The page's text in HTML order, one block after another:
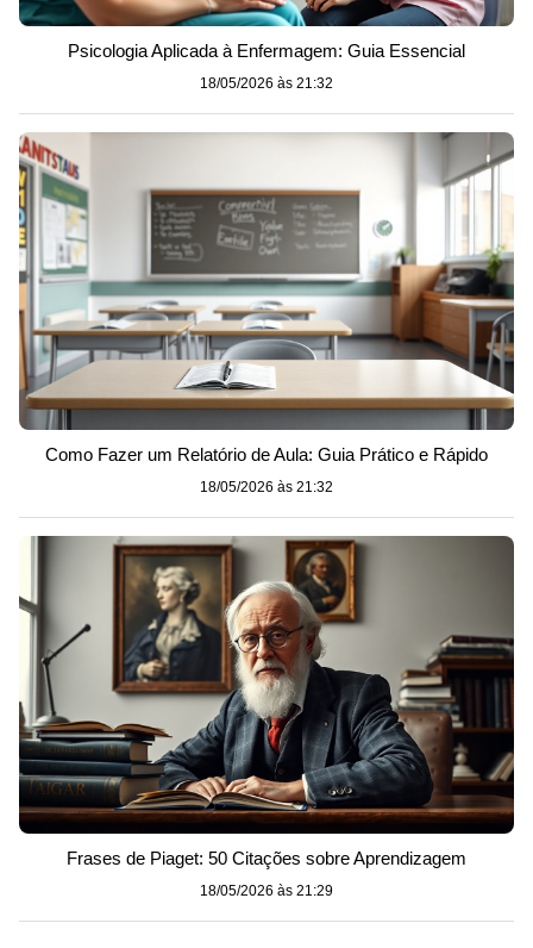
Psicologia Aplicada à Enfermagem: Guia Essencial
18/05/2026 às 21:32
Como Fazer um Relatório de Aula: Guia Prático e Rápido
18/05/2026 às 21:32
Frases de Piaget: 50 Citações sobre Aprendizagem
18/05/2026 às 21:29